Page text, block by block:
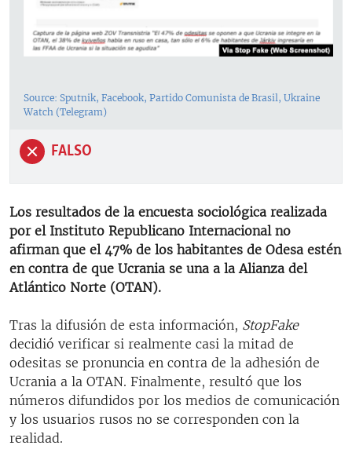
Source: Sputnik, Facebook, Partido Comunista de Brasil, Ukraine
Watch (Telegram)
FALSO
Los resultados de la encuesta sociológica realizada
por el Instituto Republicano Internacional no
afirman que el 47% de los habitantes de Odesa estén
en contra de que Ucrania se una a la Alianza del
Atlántico Norte (OTAN).
Tras la difusión de esta información, StopFake
decidió verificar si realmente casi la mitad de
odesitas se pronuncia en contra de la adhesión de
Ucrania a la OTAN. Finalmente, resultó que los
números difundidos por los medios de comunicación
y los usuarios rusos no se corresponden con la
realidad.